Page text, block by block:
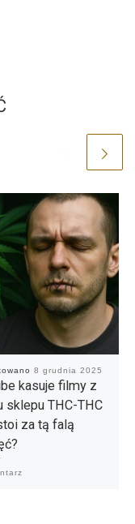
8 grudnia 2025
kasuje filmy z
sklepu THC-THC
za tą falą